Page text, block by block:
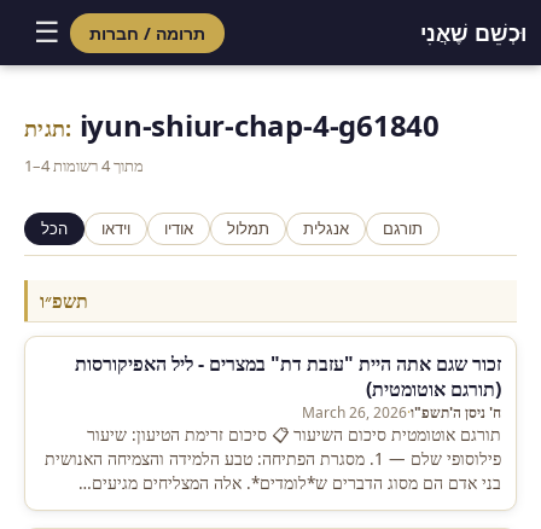
וּכְשֵׁם שֶׁאֲנִי תרומה / חברות ☰
contentתגית: iyun-shiur-chap-4-g61840
1–4 מתוך 4 רשומות
הכל וידאו אודיו תמלול אנגלית תורגם
תשפ״ו
זכור שגם אתה היית "עזבת דת" במצרים - ליל האפיקורסות
(תורגם אוטומטית)
ח' ניסן ה'תשפ"ו·
March 26, 2026
תורגם אוטומטית סיכום השיעור 📋 סיכום זרימת הטיעון: שיעור
פילוסופי שלם — 1. מסגרת הפתיחה: טבע הלמידה והצמיחה האנושית
בני אדם הם מסוג הדברים ש*לומדים*. אלה המצליחים מגיעים…